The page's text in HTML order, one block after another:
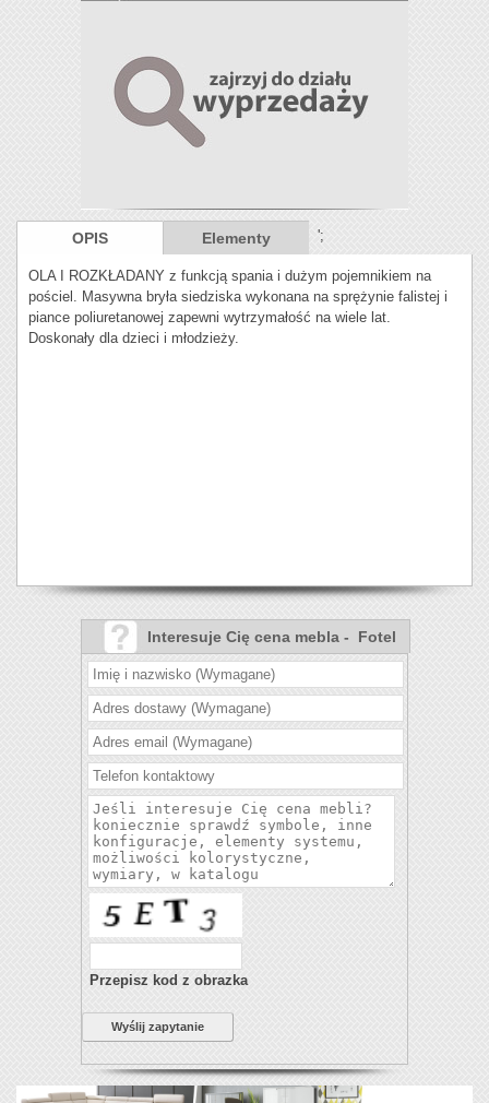
OPIS Elementy ';
OLA I ROZKŁADANY z funkcją spania i dużym pojemnikiem na
pościel. Masywna bryła siedziska wykonana na sprężynie falistej i
piance poliuretanowej zapewni wytrzymałość na wiele lat.
Doskonały dla dzieci i młodzieży.
Interesuje Cię cena mebla - Fotel
Ola I?
Przepisz kod z obrazka
Wyślij zapytanie